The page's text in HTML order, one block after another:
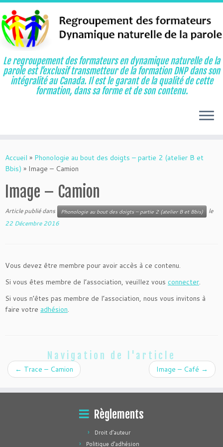
au
contenu
Le regroupement des formateurs en dynamique naturelle de la
parole est l’exclusif transmetteur de la formation DNP dans son
intégralité au Canada. Il est le garant de la qualité de cette
formation, dans sa forme et de son contenu.
Accueil » Phonologie au bout des doigts – partie 2 (atelier B et
Bbis) » Image – Camion
Image – Camion
Article publié dans Phonologie au bout des doigts – partie 2 (atelier B et Bbis)
le
22 Décembre 2016
Vous devez être membre pour avoir accès à ce contenu.
Si vous êtes membre de l’association, veuillez vous connecter.
Si vous n’êtes pas membre de l’association, nous vous invitons à
faire votre adhésion.
Navigation de l'article
← Trace – Camion Image – Café →
Règlements
Droit d’auteur
Politique d’adhésion